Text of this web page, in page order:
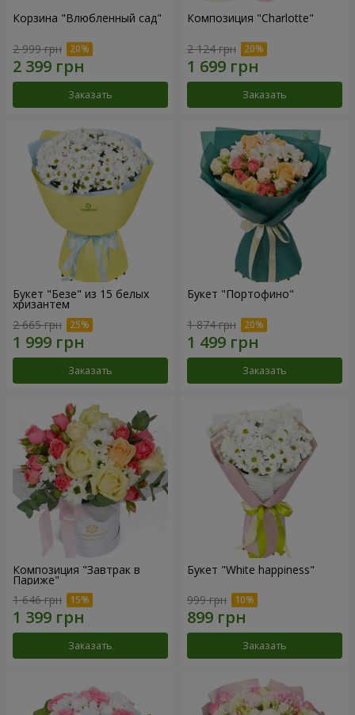
Корзина "Влюбленный сад"
2 999 грн
Заказать
Композиция "Charlotte"
2 124 грн
Заказать
Букет "Безе" из 15 белых
хризантем
2 665 грн
Заказать
Букет "Портофино"
1 874 грн
Заказать
Композиция "Завтрак в
Париже"
1 646 грн
Заказать
Букет "White happiness"
999 грн
Заказать